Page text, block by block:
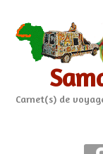
Carnet(s) de